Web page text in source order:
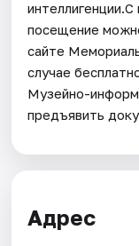
посещение
сайте
случае
Музейно-
предъявить
Адрес